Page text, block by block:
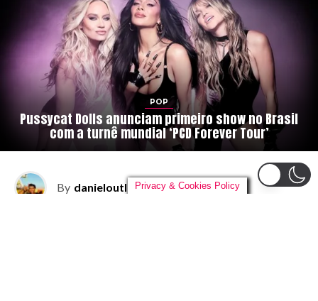
POP
Pussycat Dolls anunciam primeiro show no Brasil
com a turnê mundial ‘PCD Forever Tour’
By danieloutlander on 04/08/2026
Privacy & Cookies Policy